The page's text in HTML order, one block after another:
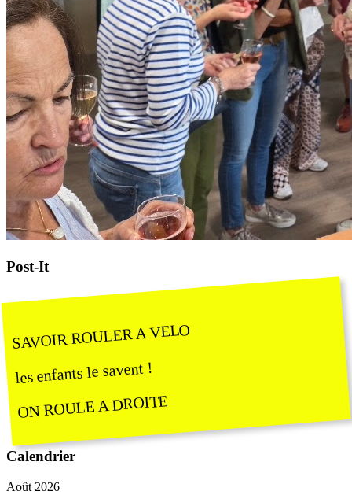
Post-It
SAVOIR ROULER A VELO
les enfants le savent !
ON ROULE A DROITE
Calendrier
Août 2026